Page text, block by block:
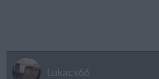
Lukacs66